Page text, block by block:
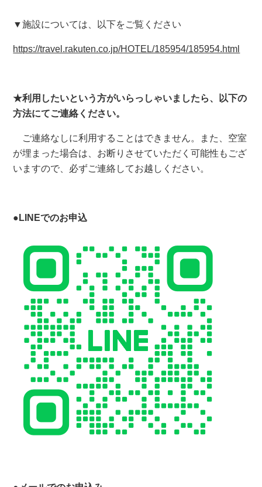
▼施設については、以下をご覧ください
https://travel.rakuten.co.jp/HOTEL/185954/185954.html
★利用したいという方がいらっしゃいましたら、以下の
方法にてご連絡ください。
ご連絡なしに利用することはできません。また、空室
が埋まった場合は、お断りさせていただく可能性もござ
いますので、必ずご連絡してお越しください。
●LINEでのお申込